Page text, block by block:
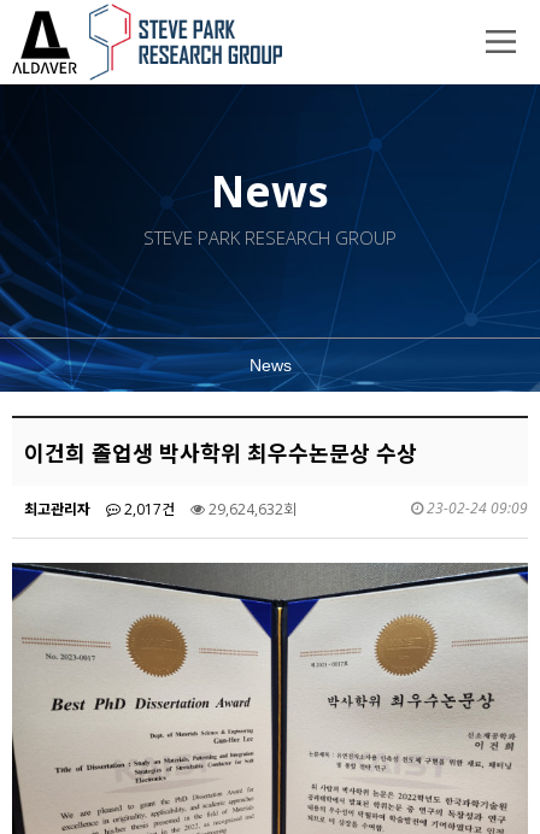
News
STEVE PARK RESEARCH GROUP
News
이건희 졸업생 박사학위 최우수논문상 수상
최고관리자 2,017건 29,624,632회 23-02-24 09:09